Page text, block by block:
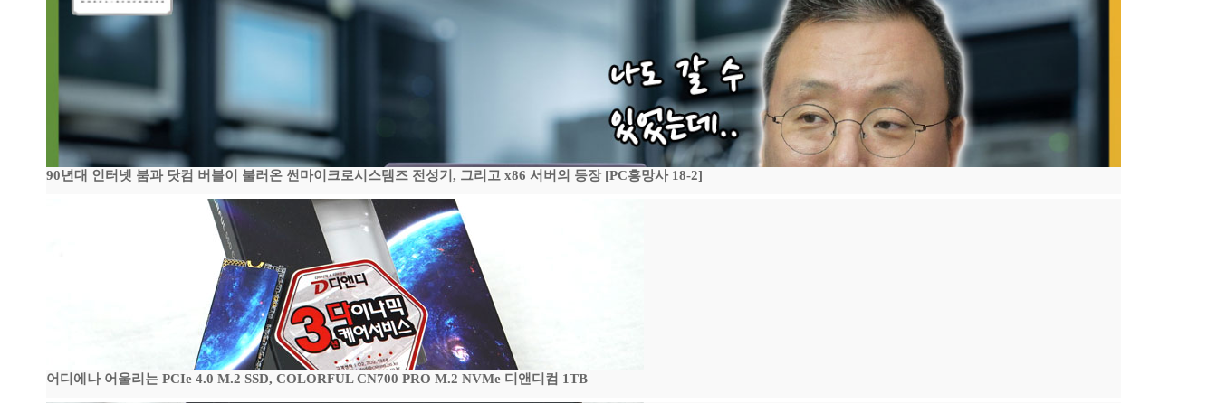
90년대 인터넷 붐과 닷컴 버블이 불러온 썬마이크로시스템즈 전성기, 그리고 x86 서버의 등장 [PC흥망사 18-2]
어디에나 어울리는 PCIe 4.0 M.2 SSD, COLORFUL CN700 PRO M.2 NVMe 디앤디컴 1TB